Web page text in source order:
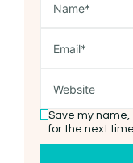
Save my name,
for the next